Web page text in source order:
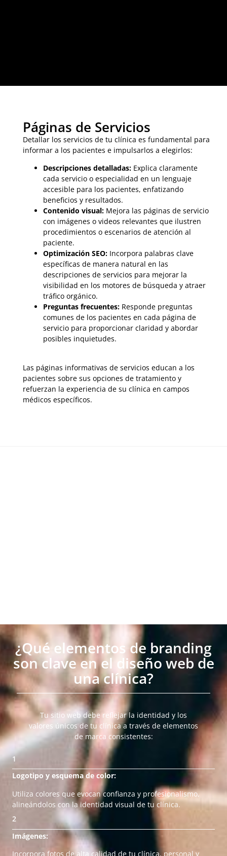
Páginas de Servicios​
Detallar los servicios de tu clínica es fundamental para
informar a los pacientes e impulsarlos a elegirlos:
Descripciones detalladas: Explica claramente
cada servicio o especialidad en un lenguaje
accesible para los pacientes, enfatizando
beneficios y resultados.
Contenido visual: Mejora las páginas de servicio
con imágenes o videos relevantes que ilustren
procedimientos o escenarios de atención al
paciente.
Optimización SEO: Incorpora palabras clave
específicas de manera natural en las
descripciones de servicios para mejorar la
visibilidad en los motores de búsqueda y atraer
tráfico orgánico.
Preguntas frecuentes: Responde preguntas
comunes de los pacientes en cada página de
servicio para proporcionar claridad y abordar
posibles inquietudes.
Las páginas informativas de servicios educan a los
pacientes sobre sus opciones de tratamiento y
refuerzan la experiencia de su clínica en campos
médicos específicos.
¿Qué elementos de branding
son clave en el diseño web de
una clínica?
Tu sitio web debe reflejar la identidad y los
valores únicos de tu clínica a través de elementos
de marca consistentes:
1
Logotipo y esquema de color:
Utiliza colores que evocan confianza y profesionalismo,
alineándolos con la identidad visual de tu clínica.
2
Imágenes:
Incorpora fotos de alta calidad de tu clínica, personal y